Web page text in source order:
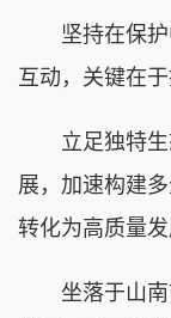
坚持在保护
互动，关键在于
立足独特生
展，加速构建
转化为高质量发
坐落于山南